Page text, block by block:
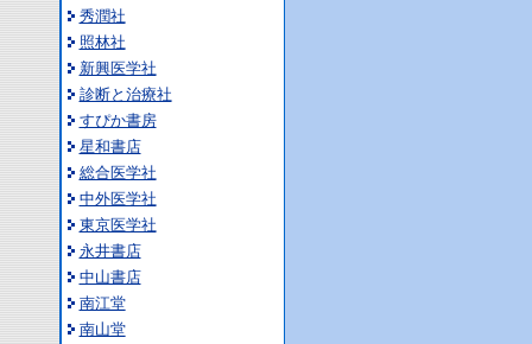
秀潤社
照林社
新興医学社
診断と治療社
すぴか書房
星和書店
総合医学社
中外医学社
東京医学社
永井書店
中山書店
南江堂
南山堂